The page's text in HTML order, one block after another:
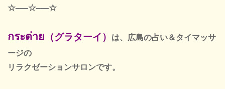
☆–—☆–—☆
กระต่าย （グラターイ） は、広島の占い＆タイマッサ
ージの
リラクゼーションサロンです。